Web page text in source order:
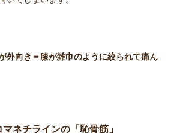
外向き＝膝が雑巾のように絞られて痛ん
ネチラインの「恥骨筋」